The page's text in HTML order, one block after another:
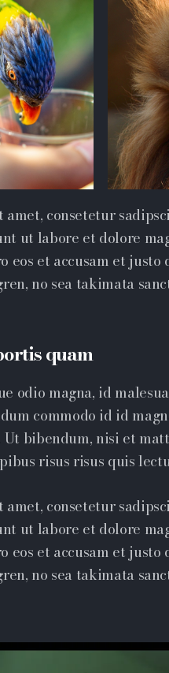
consetetur
ut labore et dolore
eos et accusam et justo
no sea takimata
quam
odio magna, id
commodo id id
bibendum, nisi et
risus risus quis
consetetur
ut labore et dolore
eos et accusam et justo
no sea takimata